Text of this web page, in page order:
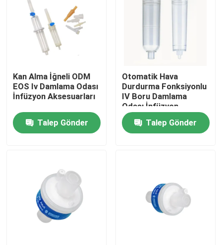
Hakkımızda
Fabrika turu
Kalite kontrol
Bize ulaşın
Tıbbi Silikon Kauçuk
Tıbbi Kauçuk Tıpa
Kan Alma İğneli ODM
EOS Iv Damlama Odası
İnfüzyon Aksesuarları
Talep Gönder
Otomatik Hava
Durdurma Fonksiyonlu
IV Boru Damlama
Odası İnfüzyon
Aksesuarları
Talep Gönder